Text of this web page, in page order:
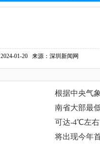
2024-01-20 来源：深圳新闻网
根据中央气
南省大部最
可达-4℃左右
将出现今年